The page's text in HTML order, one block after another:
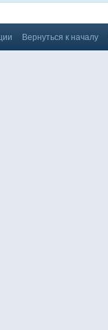
Вернуться к началу